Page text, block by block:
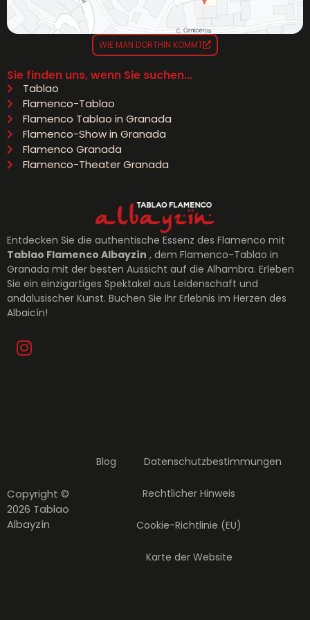
Entdecken Sie die authentische Essenz des Flamenco mit
Tablao Flamenco Albayzín , dem Flamenco-Tablao in
Granada mit der besten Aussicht auf die Alhambra. Erleben
Sie ein einzigartiges Spektakel aus Leidenschaft und
andalusischer Kunst. Buchen Sie Ihr Erlebnis im Herzen des
Albaicín!
Sie finden uns, wenn Sie suchen...
Tablao
Flamenco-Tablao
Flamenco Tablao in Granada
Flamenco-Show in Granada
Flamenco Granada
Flamenco-Theater Granada
WIE MAN DORTHIN KOMMT
Copyright ©
2026 Tablao
Albayzín
Blog Datenschutzbestimmungen
Rechtlicher Hinweis
Cookie-Richtlinie (EU)
Karte der Website